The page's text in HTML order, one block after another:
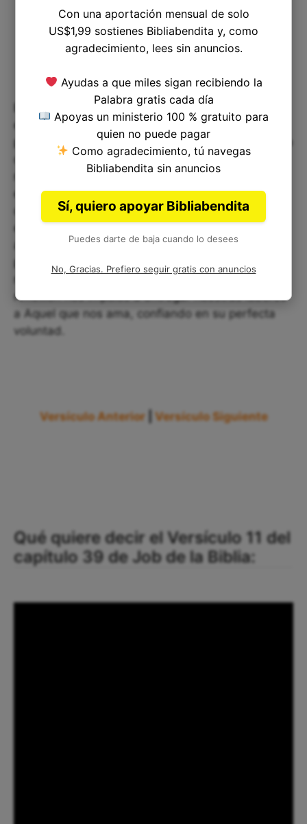
En la danza de la vida, a menudo nos
encontramos cargando el peso de nuestras
preocupaciones, buscando controlar cada aspecto
de nuestro destino. Sin embargo, Job 39:11 nos
recuerda que el verdadero alivio surge al soltar
esas cargas y confiar en la incomparable fuerza
de Dios. Al entregarle nuestras inquietudes,
encontramos un refugio de paz que nos permite
avanzar con valentía. En el vasto océano de su
poder, nuestras dudas se desvanecen, y una
reflexión nos impulse a entregar nuestras labores
a Aquel que nos ama, confiando en su perfecta
voluntad.
Versículo Anterior Versículo Siguiente
Qué quiere decir el Versículo 11 del
capítulo 39 de Job de la Biblia:
Con una aportación mensual de solo
US$1,99 sostienes Bibliabendita y, como
agradecimiento, lees sin anuncios.
Ayudas a que miles sigan recibiendo la
Palabra gratis cada día
Apoyas un ministerio 100 % gratuito para
quien no puede pagar
Como agradecimiento, tú navegas
Bibliabendita sin anuncios
Sí, quiero apoyar Bibliabendita
Puedes darte de baja cuando lo desees
No, Gracias. Prefiero seguir gratis con anuncios